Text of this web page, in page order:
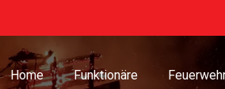
Home Funktionäre